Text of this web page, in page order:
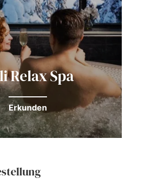
Relax Spa
Erkunden